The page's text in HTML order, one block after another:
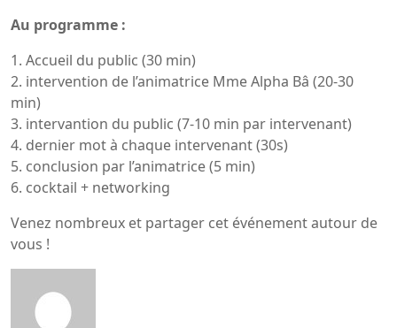
Au programme :
1. Accueil du public (30 min)
2. intervention de l’animatrice Mme Alpha Bâ (20-30
min)
3. intervantion du public (7-10 min par intervenant)
4. dernier mot à chaque intervenant (30s)
5. conclusion par l’animatrice (5 min)
6. cocktail + networking
Venez nombreux et partager cet événement autour de
vous !